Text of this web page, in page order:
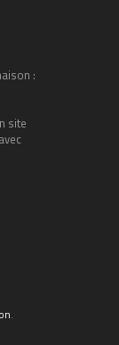
:
site
.